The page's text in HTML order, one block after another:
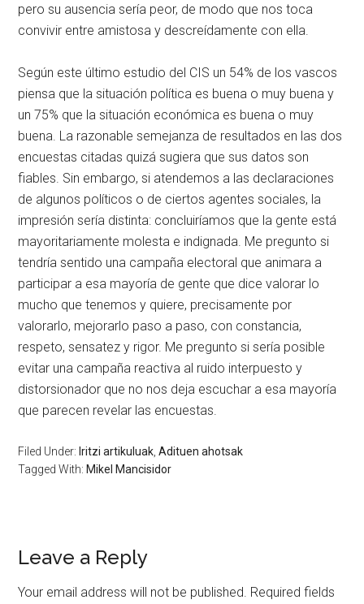
pero su ausencia sería peor, de modo que nos toca
convivir entre amistosa y descreídamente con ella.
Según este último estudio del CIS un 54% de los vascos
piensa que la situación política es buena o muy buena y
un 75% que la situación económica es buena o muy
buena. La razonable semejanza de resultados en las dos
encuestas citadas quizá sugiera que sus datos son
fiables. Sin embargo, si atendemos a las declaraciones
de algunos políticos o de ciertos agentes sociales, la
impresión sería distinta: concluiríamos que la gente está
mayoritariamente molesta e indignada. Me pregunto si
tendría sentido una campaña electoral que animara a
participar a esa mayoría de gente que dice valorar lo
mucho que tenemos y quiere, precisamente por
valorarlo, mejorarlo paso a paso, con constancia,
respeto, sensatez y rigor. Me pregunto si sería posible
evitar una campaña reactiva al ruido interpuesto y
distorsionador que no nos deja escuchar a esa mayoría
que parecen revelar las encuestas.
Filed Under: Iritzi artikuluak ,Adituen ahotsak
Tagged With: Mikel Mancisidor
Leave a Reply
Your email address will not be published. Required fields